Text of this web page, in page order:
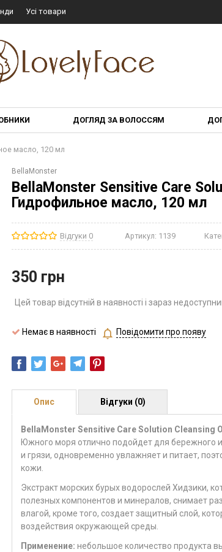
Усі товари
ДОГЛЯД ЗА ВОЛОССЯМ
масло, 120 мл
BellaMonster
BellaMonster Sensitive Care
Гидрофильное масло, 120 мл
Відгуки 0 Артикул: 1139
350 грн
Цей товар відсутній в наявності і зараз
Немає в наявності Повідомити про появу
Опис
BellaMonster Sensitive Care Solution Cleansing
Южного моря отлично подойдет для бережного
и грязи, одновременно увлажняет и питает,
кожи.
Экстракт морских бурых водорослей Хидзики,
полезных компонентов и минералов, снимает
влагой, кроме того, создает защитный слой,
воздействия окружающей среды.
Применение: небольшое количество продукта
Відгуки (0)